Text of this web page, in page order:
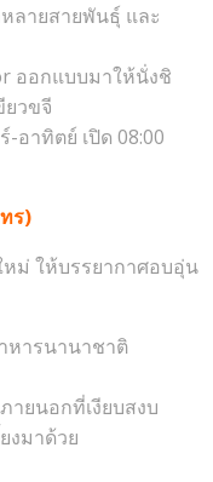
ลายสายพันธุ์ และ
ออกแบบมาให้นั่งชิ
ยวขจี
-อาทิตย์ เปิด 08:00
ร)
ม่ ให้บรรยากาศอบอุ่น
หารนานาชาติ
ายนอกที่เงียบสงบ
งมาด้วย